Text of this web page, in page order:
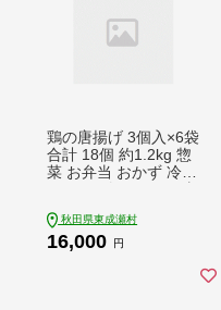
鶏の唐揚げ 3個入×6袋
合計 18個 約1.2kg 惣
菜 お弁当 おかず 冷凍
ン レンジで簡単 唐揚
げ おつまみ 簡単調理
秋田県東成瀬村
16,000 円